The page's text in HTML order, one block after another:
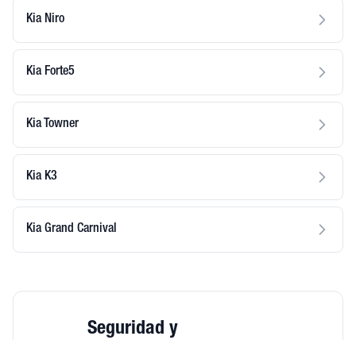
Kia Niro
Kia Forte5
Kia Towner
Kia K3
Kia Grand Carnival
Seguridad y